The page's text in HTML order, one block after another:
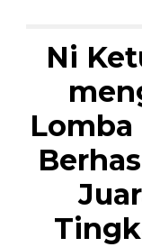
Ni
Lomba